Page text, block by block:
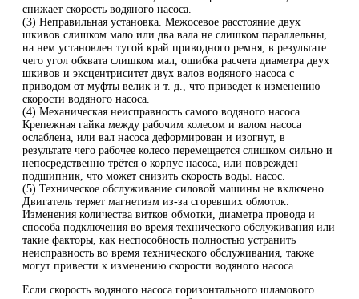
снижает скорость водяного насоса.
(3) Неправильная установка. Межосевое расстояние двух
шкивов слишком мало или два вала не слишком параллельны,
на нем установлен тугой край приводного ремня, в результате
чего угол обхвата слишком мал, ошибка расчета диаметра двух
шкивов и эксцентриситет двух валов водяного насоса с
приводом от муфты велик и т. д., что приведет к изменению
скорости водяного насоса.
(4) Механическая неисправность самого водяного насоса.
Крепежная гайка между рабочим колесом и валом насоса
ослаблена, или вал насоса деформирован и изогнут, в
результате чего рабочее колесо перемещается слишком сильно и
непосредственно трётся о корпус насоса, или поврежден
подшипник, что может снизить скорость воды. насос.
(5) Техническое обслуживание силовой машины не включено.
Двигатель теряет магнетизм из-за сгоревших обмоток.
Изменения количества витков обмотки, диаметра провода и
способа подключения во время технического обслуживания или
такие факторы, как неспособность полностью устранить
неисправность во время технического обслуживания, также
могут привести к изменению скорости водяного насоса.
Если скорость водяного насоса горизонтального шламового